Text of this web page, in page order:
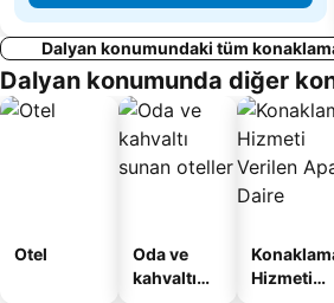
Dalyan konumundaki tüm
Dalyan konumunda diğer
Otel
Oda ve
kahvaltı
Hizmeti